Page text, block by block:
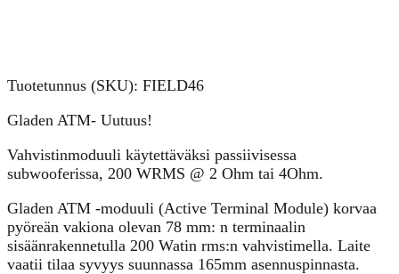
Tuotetunnus (SKU): FIELD46
Gladen ATM- Uutuus!
Vahvistinmoduuli käytettäväksi passiivisessa
subwooferissa, 200 WRMS @ 2 Ohm tai 4Ohm.
Gladen ATM -moduuli (Active Terminal Module) korvaa
pyöreän vakiona olevan 78 mm: n terminaalin
sisäänrakennetulla 200 Watin rms:n vahvistimella. Laite
vaatii tilaa syvyys suunnassa 165mm asennuspinnasta.